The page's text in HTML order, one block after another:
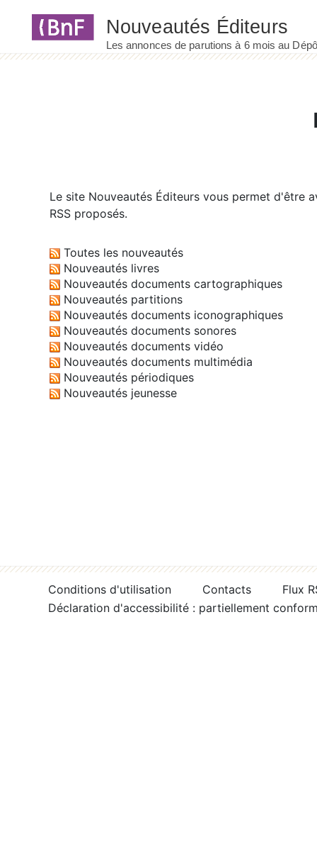
Le site Nouveautés Éditeurs vous permet d'être
RSS proposés.
Toutes les nouveautés
Nouveautés livres
Nouveautés documents cartographiques
Nouveautés partitions
Nouveautés documents iconographiques
Nouveautés documents sonores
Nouveautés documents vidéo
Nouveautés documents multimédia
Nouveautés périodiques
Nouveautés jeunesse
Conditions d'utilisation Contacts
Flux
Déclaration d'accessibilité : partiellement